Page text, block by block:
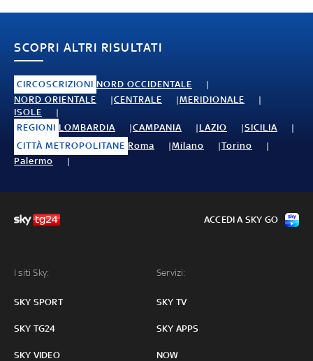
SCOPRI ALTRI RISULTATI
CIRCOSCRIZIONI NORD OCCIDENTALE
NORD ORIENTALE
CENTRALE
MERIDIONALE
ISOLE
REGIONI LOMBARDIA CAMPANIA LAZIO
SICILIA
CITTÀ METROPOLITANE Roma Milano
Torino
Palermo
I siti Sky:
SKY SPORT
SKY TG24
SKY VIDEO
Servizi:
SKY TV
SKY APPS
NOW
ACCEDI A SKY GO